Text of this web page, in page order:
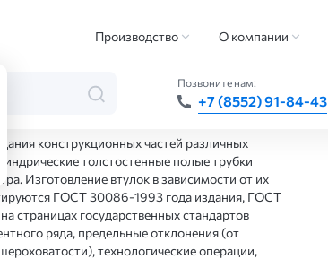
Производство О компании
Позвоните нам:
+7 (8552) 91-84-43
Производство бронзовых втулок
конструкционных частей различных
толстостенные полые трубки
Изготовление втулок в зависимости от их
ГОСТ 30086-1993 года издания, ГОСТ
государственных стандартов
ряда, предельные отклонения (от
технологические операции,